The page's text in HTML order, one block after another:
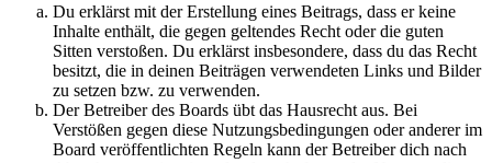
Du erklärst mit der Erstellung eines Beitrags, dass er keine
Inhalte enthält, die gegen geltendes Recht oder die guten
Sitten verstoßen. Du erklärst insbesondere, dass du das Recht
besitzt, die in deinen Beiträgen verwendeten Links und Bilder
zu setzen bzw. zu verwenden.
Der Betreiber des Boards übt das Hausrecht aus. Bei
Verstößen gegen diese Nutzungsbedingungen oder anderer im
Board veröffentlichten Regeln kann der Betreiber dich nach